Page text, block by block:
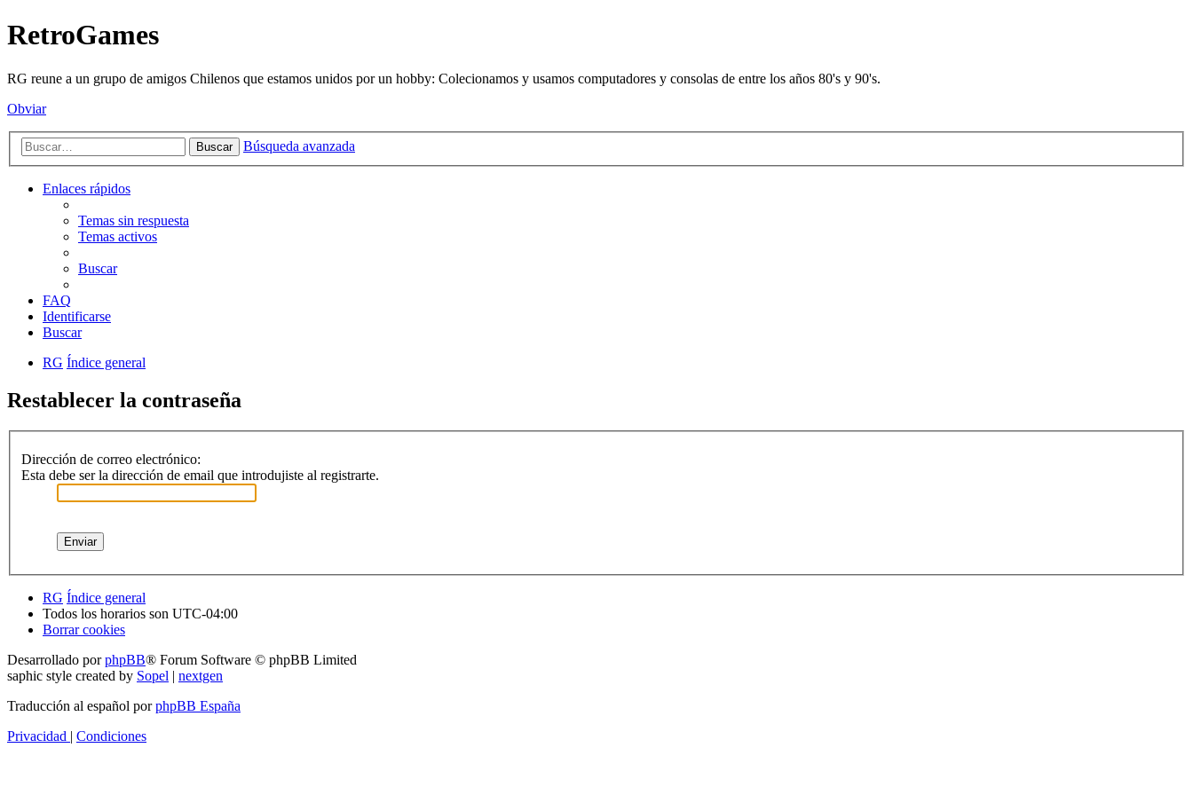
RetroGames
RG reune a un grupo de amigos Chilenos que estamos unidos por un hobby: Colecionamos y usamos computadores y consolas de entre los años 80's y 90's.
Obviar
Buscar Búsqueda avanzada
Enlaces rápidos
Temas sin respuesta
Temas activos
Buscar
FAQ
Identificarse
Buscar
RG Índice general
Restablecer la contraseña
Dirección de correo electrónico:
Esta debe ser la dirección de email que introdujiste al registrarte.
RG Índice general
Todos los horarios son UTC-04:00
Borrar cookies
Desarrollado porphpBB® Forum Software © phpBB Limited
saphic style created by Sopel | nextgen
Traducción al español porphpBB España
Privacidad | Condiciones